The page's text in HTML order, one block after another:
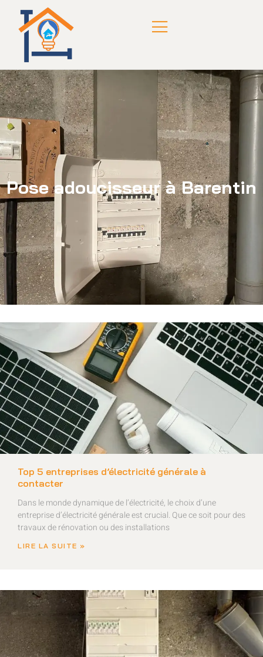
Pose adoucisseur à Barentin
Top 5 entreprises d’électricité générale à
contacter
Dans le monde dynamique de l’électricité, le choix d’une
entreprise d’électricité générale est crucial. Que ce soit pour des
travaux de rénovation ou des installations
LIRE LA SUITE »